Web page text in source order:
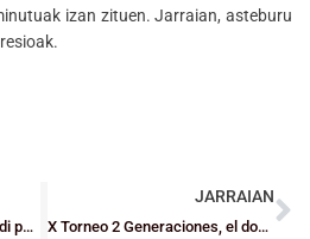
izan zituen. Jarraian, asteburu
EK: Quinta corona de Euskadi para el Lointek Gernika Bizkaia
JARRAIAN
X Torneo 2 Generaciones, el domingo 12 septiembre, en Portugalete